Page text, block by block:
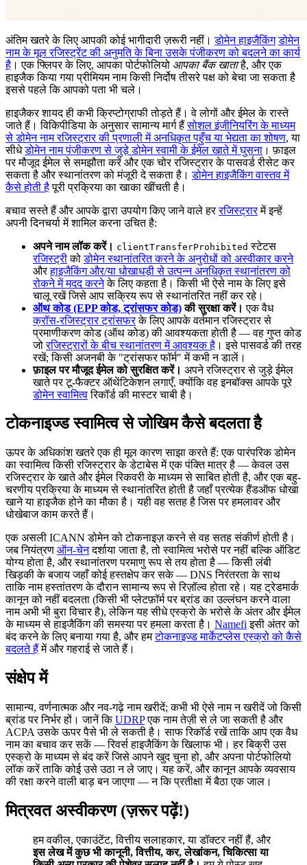
अंतिम खतरे के लिए आपकी कोई भागीदारी ज़रूरी नहीं।डोमेन हाइजैकिंग डोमेन
नाम के मूल रजिस्ट्रेंट की अनुमति के बिना उसके पंजीकरण को बदलने का कार्य
है । एक फ्लिपर के लिए, आपका पोर्टफोलियो आपका बैंक खाताहै, और एक
हाइजैक किया गया प्रीमियम नाम किसी निर्दोष तीसरे पक्ष को बेचा जा सकता है
इससे पहले कि आपको पता भी चले।
हाइजैकर शायद ही कभी क्रिप्टोग्राफी तोड़ते हैं। वे लोगों और ईमेल के रास्ते
जाते हैं। विकिपीडिया के अनुसार सामान्य मार्ग हैंसोशल इंजीनियरिंग के माध्यम
से डोमेन नाम रजिस्ट्रार की प्रणाली में अनधिकृत पहुँच या भेद्यता का शोषण, या
सीधेडोमेन नाम पंजीकरण से जुड़े डोमेन स्वामी के ईमेल खाते में घुसना । फ़ाइल
पर मौजूद ईमेल से समझौता करें और एक चोर रजिस्ट्रार के पासवर्ड रीसेट कर
सकता है और स्थानांतरण को मंजूरी दे सकता है।डोमेन हाइजैकिंग वास्तव में
कैसे होती हैपूरी प्रक्रिया का खाका खींचती है।
बचाव सस्ते हैं और आपके द्वारा उपयोग किए जाने वाले हररजिस्ट्रारमें इन्हें
अपनी दिनचर्या में शामिल करना उचित है:
अपने नाम लॉक करें। clientTransferProhibited स्टेटस
रजिस्ट्रीकोडोमेन स्थानांतरित करने के अनुरोधों को अस्वीकार करने
औरहाइजैकिंग और/या धोखाधड़ी से उत्पन्न अनधिकृत स्थानांतरण को
रोकने में मदद करनेके लिए कहता है। किसी भी ऐसे नाम के लिए इसे
चालू रखें जिसे आप सक्रिय रूप से स्थानांतरित नहीं कर रहे।
ऑथ कोड (EPP कोड, ट्रांसफर कोड)की सुरक्षा करें। एक वैध
क्रॉस-रजिस्ट्रार ट्रांसफरके लिए आपके वर्तमान रजिस्ट्रार से
प्रमाणीकरण कोड (ऑथ कोड) की आवश्यकता होती है — वह गुप्त कोड
जोरजिस्ट्रारों के बीच स्थानांतरण में आवश्यक है । इसे पासवर्ड की तरह
रखें; किसी अजनबी के "ट्रांसफर फॉर्म" में कभी न डालें।
फ़ाइल पर मौजूद ईमेल को सुरक्षित करें। अपने रजिस्ट्रार से जुड़े ईमेल
खाते पर टू-फैक्टर ऑथेंटिकेशन लगाएँ, क्योंकि वह इनबॉक्स आपके पूरे
डोमेन स्वामित्वरिकॉर्ड की मास्टर चाबी है।
टोकनाइज्ड स्वामित्व से जोखिम कैसे बदलता है
ऊपर के अधिकांश खतरे एक ही मूल कारण साझा करते हैं: एक पारंपरिक डोमेन
का स्वामित्व किसी रजिस्ट्रार के डेटाबेस में एक पंक्ति मात्र है — केवल उस
रजिस्ट्रार के खाते और ईमेल रिकवरी के माध्यम से साबित होती है, और एक बहु-
चरणीय प्रक्रिया के माध्यम से स्थानांतरित होती है जहाँ प्रत्येक हैंडऑफ धोखा
खाने या हाइजैक होने का मौका है। यही वह सतह है जिस पर हमलावर और
धोखेबाज काम करते हैं।
एक असली ICANN डोमेन को टोकनाइज़ करने से वह सतह संकीर्ण होती है।
जब नियंत्रण ऑन-चेनदर्शाया जाता है, तो स्वामित्व भरोसे पर नहीं बल्कि ऑडिट
योग्य होता है, और स्थानांतरण परमाणु रूप से तय होता है — किसी लंबी
खिड़की के बजाय जहाँ कोई हस्तक्षेप कर सके — DNS निरंतरता के साथ
ताकि नाम हस्तांतरण के दौरान सामान्य रूप से रिज़ॉल्व होता रहे। यह ट्रेडमार्क
कानून को नहीं बदलता (किसी भी प्लेटफ़ॉर्म पर ब्रांड का उल्लंघन करने वाला
नाम अभी भी बुरा विचार है), लेकिन यह सीधे एस्क्रो के भरोसे के अंतर और ईमेल
के माध्यम से हाइजैकिंग की समस्या पर हमला करता है। Namefi इसी अंतर को
बंद करने के लिए बनाया गया है, और हमटोकनाइज्ड मार्केटप्लेस एस्क्रो को कैसे
बदलते हैंमें और गहराई से जाते हैं।
संक्षेप में
सामान्य, वर्णनात्मक और नव-गढ़े नाम खरीदें; कभी भी ऐसे नाम न खरीदें जो किसी
ब्रांड पर निर्भर हों। जानें किUDRPएक नाम तेज़ी से ले जा सकती है और
ACPA उसके ऊपर पैसे भी ले सकती है। साफ रिकॉर्ड रखें ताकि आप एक वैध
नाम का बचाव कर सकें — रिवर्स हाइजैकिंग के खिलाफ भी। हर बिक्री उस
एस्क्रो के माध्यम से बंद करें जिसे आपने खुद चुना हो, और अपना पोर्टफोलियो
लॉक करें ताकि कोई उसे उठा न ले जाए। यह करें, और कानून आपके व्यवसाय
की रक्षा करने वाली बाड़ बन जाएगा — न कि प्रतीक्षा में बैठा एक जाल।
मित्रवत अस्वीकरण (ज़रूर पढ़ें!)
हम वकील, एकाउंटेंट, वित्तीय सलाहकार, या डॉक्टर नहीं हैं, और
इस लेख में कुछ भी कानूनी, वित्तीय, कर, लेखांकन, चिकित्सा या